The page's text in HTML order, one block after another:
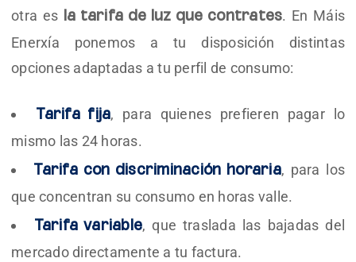
otra es la tarifa de luz que contrates. En Máis
Enerxía ponemos a tu disposición distintas
opciones adaptadas a tu perfil de consumo:
Tarifa fija, para quienes prefieren pagar lo
mismo las 24 horas.
Tarifa con discriminación horaria, para los
que concentran su consumo en horas valle.
Tarifa variable, que traslada las bajadas del
mercado directamente a tu factura.